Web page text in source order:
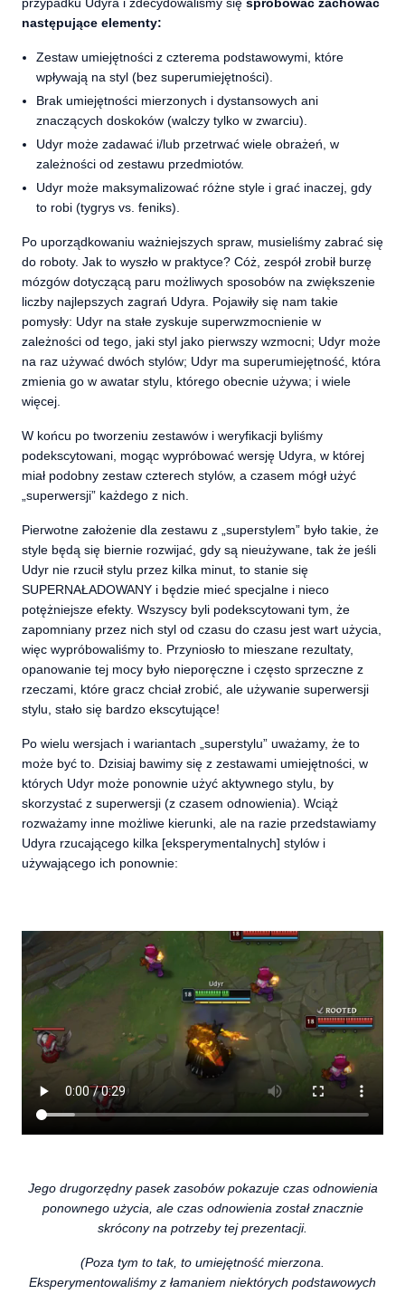
następujące elementy:
Zestaw umiejętności z czterema podstawowymi, które
wpływają na styl (bez superumiejętności).
Brak umiejętności mierzonych i dystansowych ani
znaczących doskoków (walczy tylko w zwarciu).
Udyr może zadawać i/lub przetrwać wiele obrażeń, w
zależności od zestawu przedmiotów.
Udyr może maksymalizować różne style i grać inaczej, gdy
to robi (tygrys vs. feniks).
Po uporządkowaniu ważniejszych spraw, musieliśmy zabrać się
do roboty. Jak to wyszło w praktyce? Cóż, zespół zrobił burzę
mózgów dotyczącą paru możliwych sposobów na zwiększenie
liczby najlepszych zagrań Udyra. Pojawiły się nam takie
pomysły: Udyr na stałe zyskuje superwzmocnienie w
zależności od tego, jaki styl jako pierwszy wzmocni; Udyr może
na raz używać dwóch stylów; Udyr ma superumiejętność, która
zmienia go w awatar stylu, którego obecnie używa; i wiele
więcej.
W końcu po tworzeniu zestawów i weryfikacji byliśmy
podekscytowani, mogąc wypróbować wersję Udyra, w której
miał podobny zestaw czterech stylów, a czasem mógł użyć
„superwersji” każdego z nich.
Pierwotne założenie dla zestawu z „superstylem” było takie, że
style będą się biernie rozwijać, gdy są nieużywane, tak że jeśli
Udyr nie rzucił stylu przez kilka minut, to stanie się
SUPERNAŁADOWANY i będzie mieć specjalne i nieco
potężniejsze efekty. Wszyscy byli podekscytowani tym, że
zapomniany przez nich styl od czasu do czasu jest wart użycia,
więc wypróbowaliśmy to. Przyniosło to mieszane rezultaty,
opanowanie tej mocy było nieporęczne i często sprzeczne z
rzeczami, które gracz chciał zrobić, ale używanie superwersji
stylu, stało się bardzo ekscytujące!
Po wielu wersjach i wariantach „superstylu” uważamy, że to
może być to. Dzisiaj bawimy się z zestawami umiejętności, w
których Udyr może ponownie użyć aktywnego stylu, by
skorzystać z superwersji (z czasem odnowienia). Wciąż
rozważamy inne możliwe kierunki, ale na razie przedstawiamy
Udyra rzucającego kilka [eksperymentalnych] stylów i
używającego ich ponownie:
Jego drugorzędny pasek zasobów pokazuje czas odnowienia
ponownego użycia, ale czas odnowienia został znacznie
skrócony na potrzeby tej prezentacji.
(Poza tym to tak, to umiejętność mierzona.
Eksperymentowaliśmy z łamaniem niektórych podstawowych